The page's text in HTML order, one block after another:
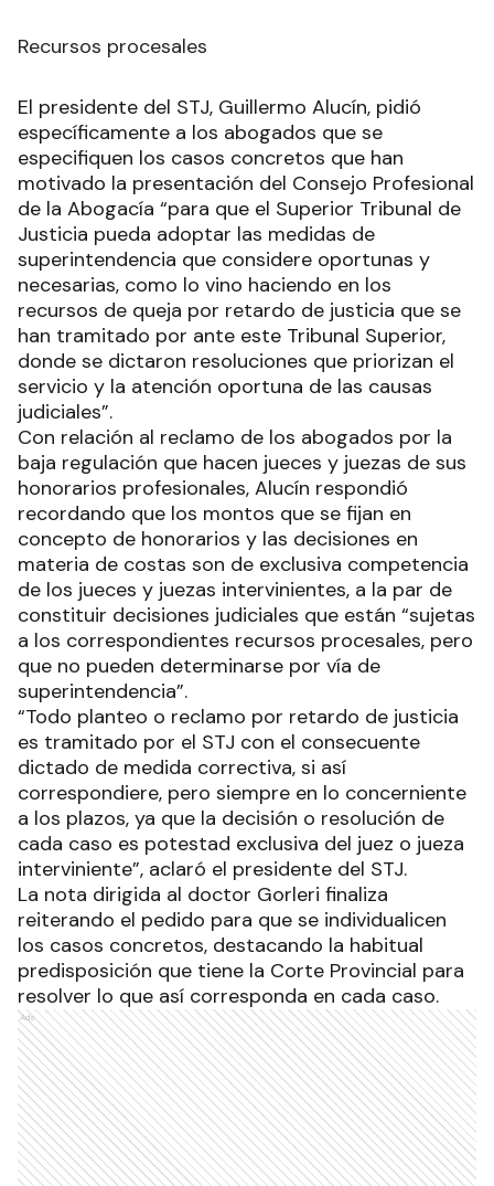
Recursos procesales
El presidente del STJ, Guillermo Alucín, pidió
específicamente a los abogados que se
especifiquen los casos concretos que han
motivado la presentación del Consejo Profesional
de la Abogacía “para que el Superior Tribunal de
Justicia pueda adoptar las medidas de
superintendencia que considere oportunas y
necesarias, como lo vino haciendo en los
recursos de queja por retardo de justicia que se
han tramitado por ante este Tribunal Superior,
donde se dictaron resoluciones que priorizan el
servicio y la atención oportuna de las causas
judiciales”.
Con relación al reclamo de los abogados por la
baja regulación que hacen jueces y juezas de sus
honorarios profesionales, Alucín respondió
recordando que los montos que se fijan en
concepto de honorarios y las decisiones en
materia de costas son de exclusiva competencia
de los jueces y juezas intervinientes, a la par de
constituir decisiones judiciales que están “sujetas
a los correspondientes recursos procesales, pero
que no pueden determinarse por vía de
superintendencia”.
“Todo planteo o reclamo por retardo de justicia
es tramitado por el STJ con el consecuente
dictado de medida correctiva, si así
correspondiere, pero siempre en lo concerniente
a los plazos, ya que la decisión o resolución de
cada caso es potestad exclusiva del juez o jueza
interviniente”, aclaró el presidente del STJ.
La nota dirigida al doctor Gorleri finaliza
reiterando el pedido para que se individualicen
los casos concretos, destacando la habitual
predisposición que tiene la Corte Provincial para
resolver lo que así corresponda en cada caso.
Ads